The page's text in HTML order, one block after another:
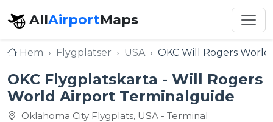
AllAirportMaps
Hem Flygplatser USA OKC Will Rogers
OKC Flygplatskarta - Will Rogers
World Airport Terminalguide
Oklahoma City Flygplats, USA - Terminal